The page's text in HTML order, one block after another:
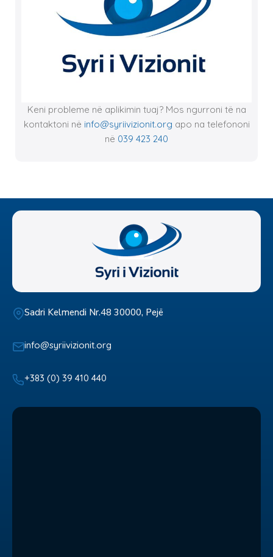
Keni probleme në aplikimin tuaj? Mos ngurroni të na
kontaktoni në info@syriivizionit.org apo na telefononi
në 039 423 240
Sadri Kelmendi Nr.48 30000, Pejë
info@syriivizionit.org
+383 (0) 39 410 440